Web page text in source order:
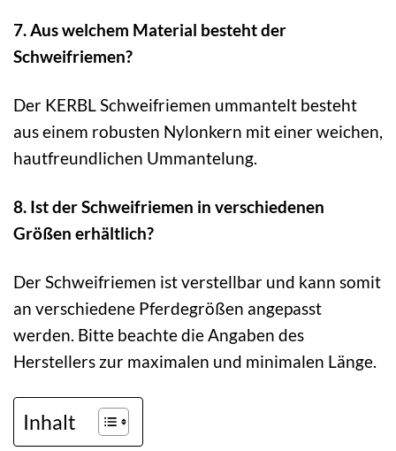
7. Aus welchem Material besteht der
Schweifriemen?
Der KERBL Schweifriemen ummantelt besteht
aus einem robusten Nylonkern mit einer weichen,
hautfreundlichen Ummantelung.
8. Ist der Schweifriemen in verschiedenen
Größen erhältlich?
Der Schweifriemen ist verstellbar und kann somit
an verschiedene Pferdegrößen angepasst
werden. Bitte beachte die Angaben des
Herstellers zur maximalen und minimalen Länge.
Inhalt